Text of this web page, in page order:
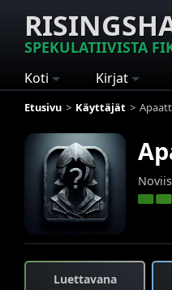
SPEKULATIIVISTA
Koti Kirjat
Etusivu Käyttäjät
Luettavana